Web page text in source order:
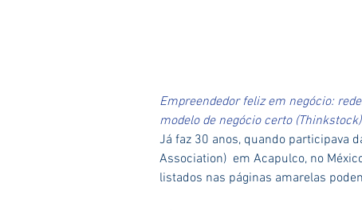
Empreendedor feliz em negócio:
modelo de negócio certo (Thinkstock)
Já faz 30 anos, quando participava
Association)  em Acapulco, no
listados nas páginas amarelas